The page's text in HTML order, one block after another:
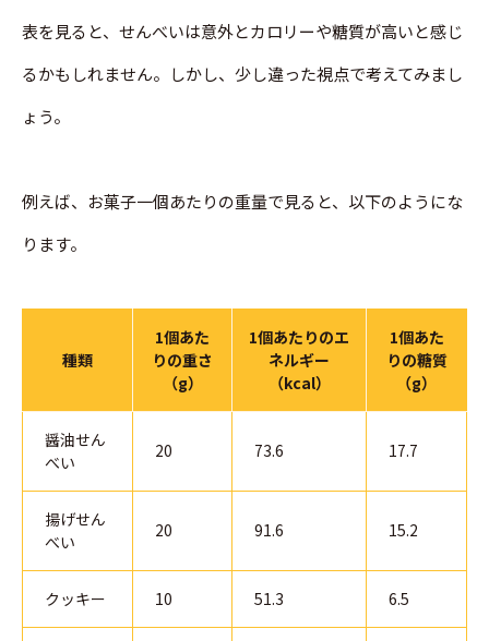
表を見ると、せんべいは意外とカロリーや糖質が高いと感じ
るかもしれません。しかし、少し違った視点で考えてみまし
ょう。
例えば、お菓子一個あたりの重量で見ると、以下のようにな
ります。
種類
1個あた
りの重さ
（g）
1個あたりのエ
ネルギー
（kcal）
1個あた
りの糖質
（g）
醤油せん
べい
20 73.6 17.7
揚げせん
べい
20 91.6 15.2
クッキー 10 51.3 6.5